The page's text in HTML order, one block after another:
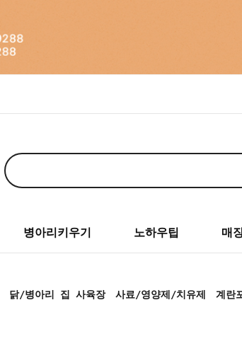
병아리키우기 노하우팁 매
닭/병아리 집 사육장 사료/영양제/치유제 계란